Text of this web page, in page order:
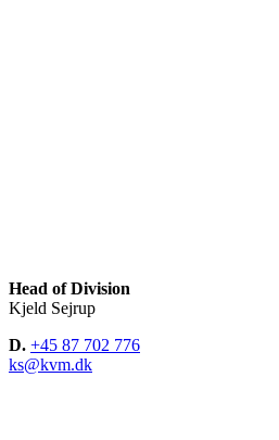
Head of Division
Kjeld Sejrup
D. +45 87 702 776
ks@kvm.dk